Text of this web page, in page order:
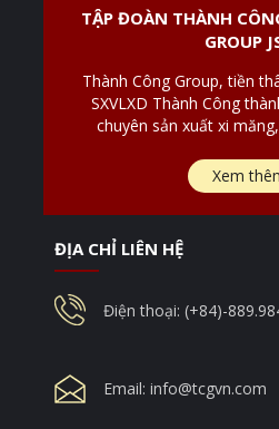
TẬP ĐOÀN THÀNH
GROUP
Thành Công Group, tiền
SXVLXD Thành Công
chuyên sản xuất xi
Xem
ĐỊA CHỈ LIÊN HỆ
Điện thoại: (+84)-
Email: info@tcgvn.com